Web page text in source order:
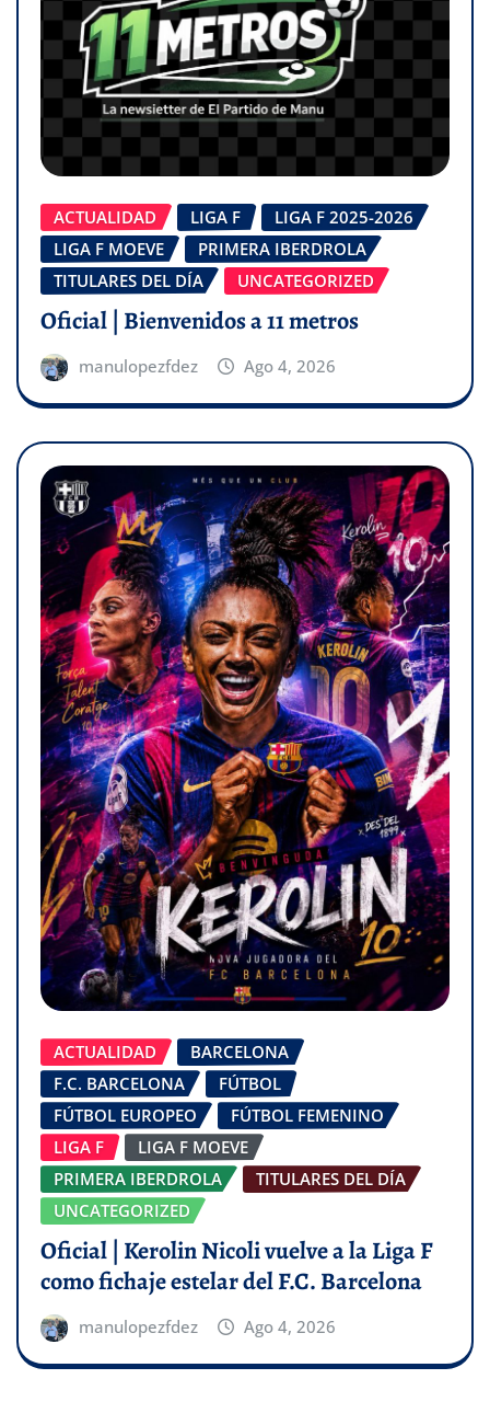
ACTUALIDAD LIGA F
LIGA F 2025-2026
LIGA F MOEVE
PRIMERA IBERDROLA
TITULARES DEL DÍA
UNCATEGORIZED
Oficial | Bienvenidos a 11 metros
manulopezfdez Ago 4, 2026
ACTUALIDAD
BARCELONA
F.C. BARCELONA
FÚTBOL
FÚTBOL EUROPEO
FÚTBOL FEMENINO
LIGA F
LIGA F MOEVE
PRIMERA IBERDROLA
TITULARES DEL DÍA
UNCATEGORIZED
Oficial | Kerolin Nicoli vuelve a la Liga F
como fichaje estelar del F.C. Barcelona
manulopezfdez Ago 4, 2026